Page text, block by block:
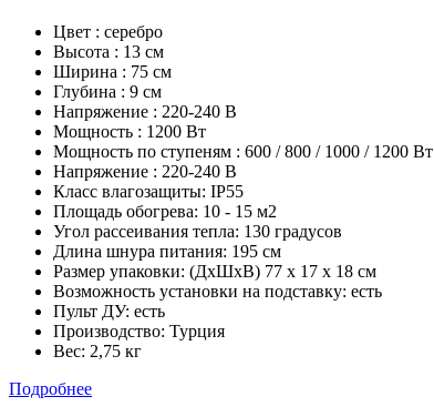
Цвет : серебро
Высота : 13 см
Ширина : 75 см
Глубина : 9 см
Напряжение : 220-240 В
Мощность : 1200 Вт
Мощность по ступеням : 600 / 800 / 1000 / 1200 Вт
Напряжение : 220-240 В
Класс влагозащиты: IP55
Площадь обогрева: 10 - 15 м2
Угол рассеивания тепла: 130 градусов
Длина шнура питания: 195 см
Размер упаковки: (ДхШхВ) 77 х 17 х 18 см
Возможность установки на подставку: есть
Пульт ДУ: есть
Производство: Турция
Вес: 2,75 кг
Подробнее